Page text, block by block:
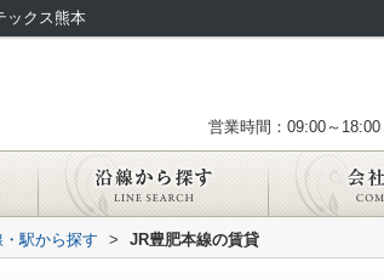
ックス熊本
営業時間：09:00～18:00
駅から探す > JR豊肥本線の賃貸